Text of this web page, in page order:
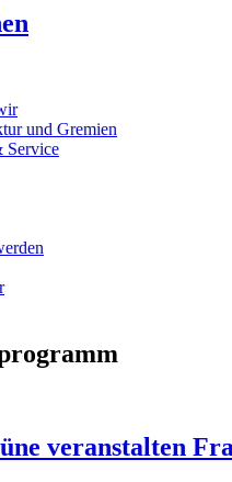
und Gremien
Service
veranstalten